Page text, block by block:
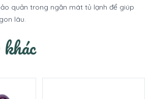
quản trong ngăn mát tủ lạnh để giúp
lâu.